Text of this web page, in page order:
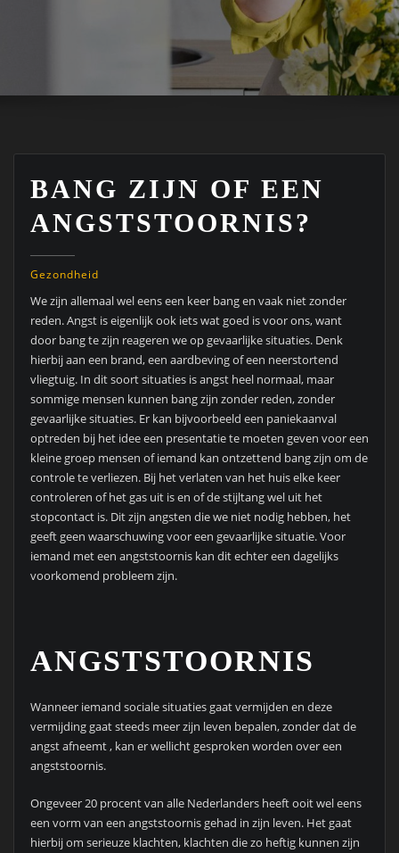
BANG ZIJN OF EEN
ANGSTSTOORNIS?
Gezondheid
We zijn allemaal wel eens een keer bang en vaak niet zonder
reden. Angst is eigenlijk ook iets wat goed is voor ons, want
door bang te zijn reageren we op gevaarlijke situaties. Denk
hierbij aan een brand, een aardbeving of een neerstortend
vliegtuig. In dit soort situaties is angst heel normaal, maar
sommige mensen kunnen bang zijn zonder reden, zonder
gevaarlijke situaties. Er kan bijvoorbeeld een paniekaanval
optreden bij het idee een presentatie te moeten geven voor een
kleine groep mensen of iemand kan ontzettend bang zijn om de
controle te verliezen. Bij het verlaten van het huis elke keer
controleren of het gas uit is en of de stijltang wel uit het
stopcontact is. Dit zijn angsten die we niet nodig hebben, het
geeft geen waarschuwing voor een gevaarlijke situatie. Voor
iemand met een angststoornis kan dit echter een dagelijks
voorkomend probleem zijn.
ANGSTSTOORNIS
Wanneer iemand sociale situaties gaat vermijden en deze
vermijding gaat steeds meer zijn leven bepalen, zonder dat de
angst afneemt , kan er wellicht gesproken worden over een
angststoornis.
Ongeveer 20 procent van alle Nederlanders heeft ooit wel eens
een vorm van een angststoornis gehad in zijn leven. Het gaat
hierbij om serieuze klachten, klachten die zo heftig kunnen zijn